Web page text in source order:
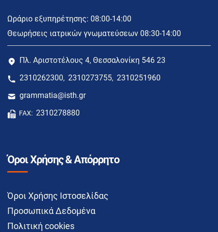
Ωράριο εξυπηρέτησης: 08:00-14:00
Θεωρήσεις ιατρικών γνωματεύσεων 08:30-14:00
Πλ. Αριστοτέλους 4, Θεσσαλονίκη 546 23
2310262300, 2310273755, 2310251960
grammatia@isth.gr
FAX: 2310278880
Όροι Χρήσης & Απόρρητο
Όροι Χρήσης Ιστοσελίδας
Προσωπικά Δεδομένα
Πολιτική cookies